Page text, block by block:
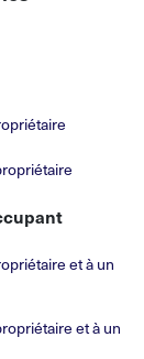
et à un
et à un